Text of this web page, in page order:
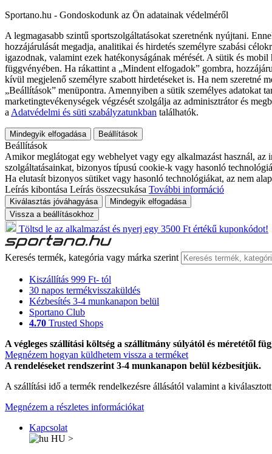
Sportano.hu - Gondoskodunk az Ön adatainak védelméről
A legmagasabb szintű sportszolgáltatásokat szeretnénk nyújtani.
hozzájárulását megadja, analitikai és hirdetés személyre szabási
igazodnak, valamint ezek hatékonyságának mérését. A sütik és
függvényében. Ha rákattint a „Mindent elfogadok” gombra,
kívül megjelenő személyre szabott hirdetéseket is. Ha nem szeretné
„Beállítások” menüpontra. Amennyiben a sütik személyes adatokat
marketingtevékenységek végzését szolgálja az adminisztrátor és
a Adatvédelmi és süti szabályzatunkban találhatók.
Mindegyik elfogadása Beállítások
Beállítások
Amikor meglátogat egy webhelyet vagy egy alkalmazást használ,
szolgáltatásainkat, bizonyos típusú cookie-k vagy hasonló
Ha elutasít bizonyos sütiket vagy hasonló technológiákat, az nem
Leírás kibontása Leírás összecsukása További információ
Kiválasztás jóváhagyása
Mindegyik elfogadása
Vissza a beállításokhoz
Töltsd le az alkalmazást és nyerj egy 3500 Ft értékű kuponkódot!
Keresés termék, kategória vagy márka szerint
Kiszállítás 999 Ft- tól
30 napos termékvisszaküldés
Kézbesítés 3-4 munkanapon belül
Sportano Club
4.70 Trusted Shops
A végleges szállítási költség a szállítmány súlyától és méretétől
Megnézem hogyan küldhetem vissza a terméket
A rendeléseket rendszerint 3-4 munkanapon belül kézbesítjük.
A szállítási idő a termék rendelkezésre állásától valamint a
Megnézem a részletes információkat
Kapcsolat
HU >